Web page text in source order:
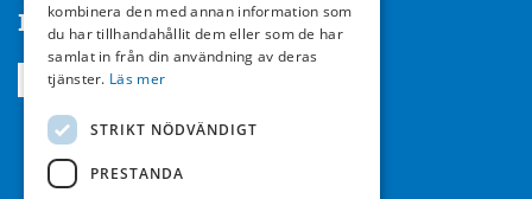
Följ oss
kombinera den med annan information som
du har tillhandahållit dem eller som de har
samlat in från din användning av deras
tjänster. Läs mer
STRIKT NÖDVÄNDIGT
PRESTANDA